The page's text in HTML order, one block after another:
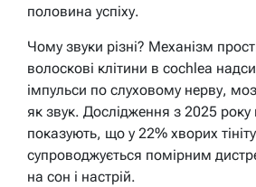
половина успіху.
Чому звуки різні? Механізм
волоскові клітини в cochlea
імпульси по слуховому нерву,
як звук. Дослідження з 2025 року
показують, що у 22% хворих
супроводжується помірним
на сон і настрій.